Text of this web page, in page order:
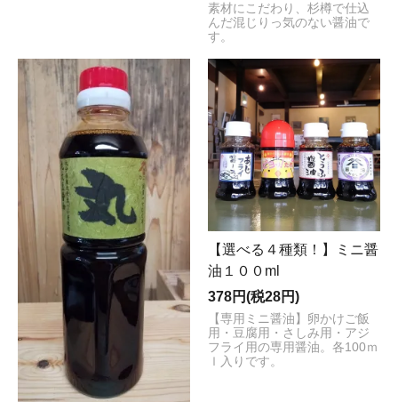
素材にこだわり、杉樽で仕込
んだ混じりっ気のない醤油で
す。
【選べる４種類！】ミニ醤
油１００ml
378円(税28円)
【専用ミニ醤油】卵かけご飯
用・豆腐用・さしみ用・アジ
フライ用の専用醤油。各100ｍ
ｌ入りです。